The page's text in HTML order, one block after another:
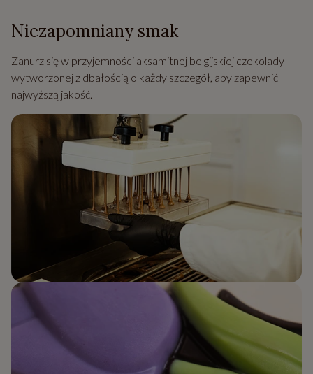
Niezapomniany smak
Zanurz się w przyjemności aksamitnej belgijskiej czekolady
wytworzonej z dbałością o każdy szczegół, aby zapewnić
najwyższą jakość.